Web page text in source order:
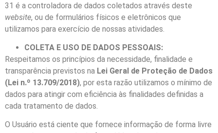
31 é a controladora de dados coletados através deste
website, ou de formulários físicos e eletrônicos que
utilizamos para exercício de nossas atividades.
COLETA E USO DE DADOS PESSOAIS:
Respeitamos os princípios da necessidade, finalidade e
transparência previstos na Lei Geral de Proteção de Dados
(Lei n.º 13.709/2018), por esta razão utilizamos o mínimo de
dados para atingir com eficiência às finalidades definidas a
cada tratamento de dados.
O Usuário está ciente que fornece informação de forma livre